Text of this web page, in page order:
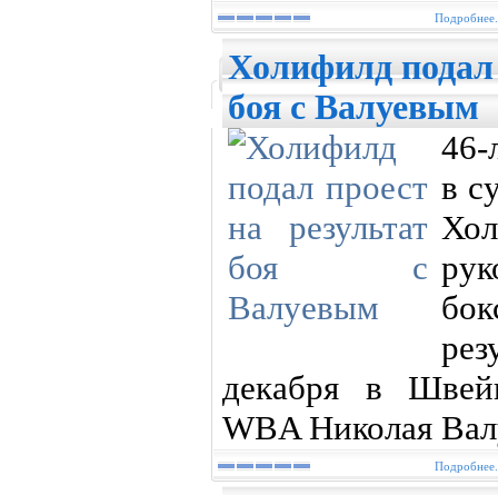
Холифилд подал
боя с Валуевым
46-
в
декабря в
WBA Николая